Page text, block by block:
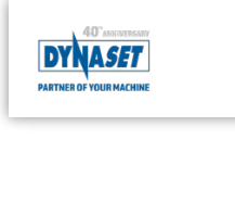
Siirry
DYNASET
by